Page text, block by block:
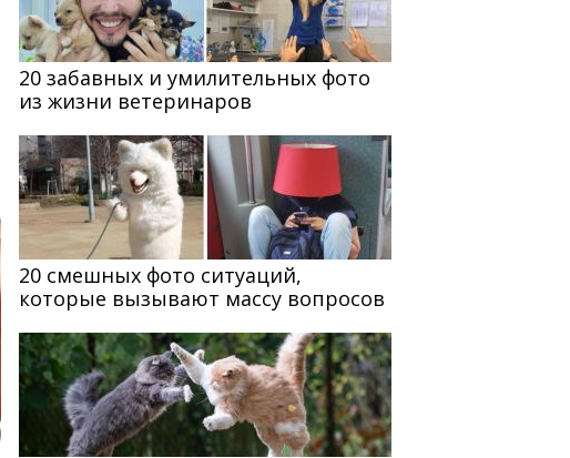
20 забавных и умилительных фото
из жизни ветеринаров
20 смешных фото ситуаций,
которые вызывают массу вопросов